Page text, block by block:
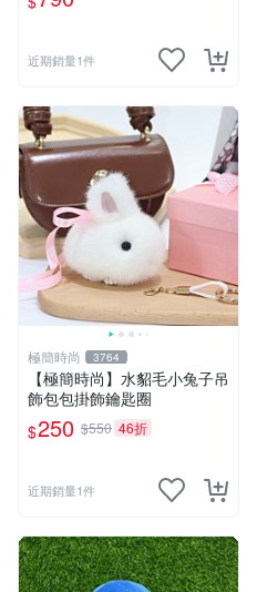
近期銷量1件
極簡時尚 3764
【極簡時尚】水貂毛小兔子吊
飾包包掛飾鑰匙圈
$250 $550 46折
近期銷量1件